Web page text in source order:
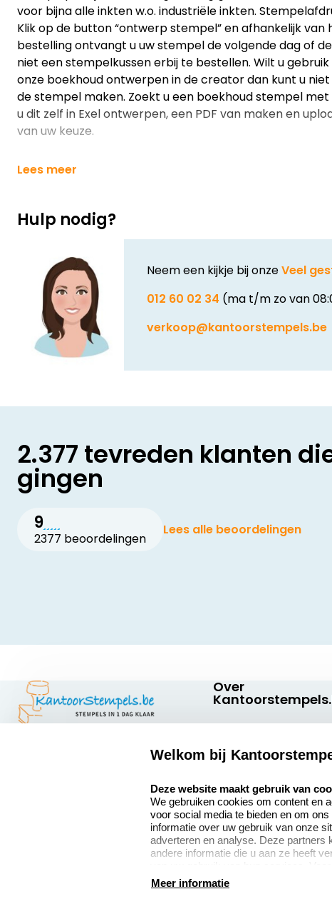
voor bijna alle inkten w.o. industriële inkten.
Klik op de button “ontwerp stempel” en afhankelijk van
bestelling ontvangt u uw stempel de volgende dag of
niet een stempelkussen erbij te bestellen. Wilt u
onze boekhoud ontwerpen in de creator dan kunt u
de stempel maken. Zoekt u een boekhoud stempel
u dit zelf in Exel ontwerpen, een PDF van maken en
van uw keuze.
Lees meer
Hulp nodig?
Neem een kijkje bij onzeVeel
012 60 02 34 (ma t/m zo van
verkoop@kantoorstempels.be
2.377 tevreden klanten
gingen
9
2377 beoordelingen
Lees alle beoordelingen
Kantoorstempels.be
Over
Bedrijfsgegevens
Extra informatie
Onze vacatures
Welkom bij
Deze website maakt gebruik van
We gebruiken cookies om content en
voor social media te bieden en om
informatie over uw gebruik van onze
adverteren en analyse. Deze partners
andere informatie die u aan ze heeft
verzamelen verwijzen wij u graag door
Meer informatie